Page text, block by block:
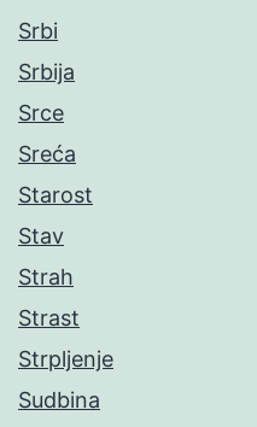
Srbi
Srbija
Srce
Sreća
Starost
Stav
Strah
Strast
Strpljenje
Sudbina